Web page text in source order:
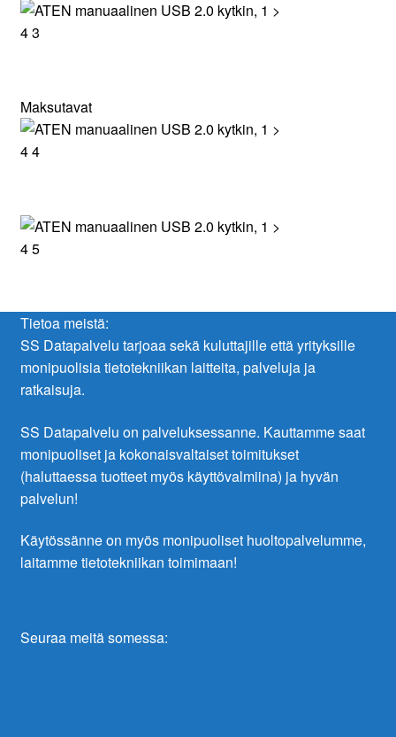
Maksutavat
Tietoa meistä:
SS Datapalvelu tarjoaa sekä kuluttajille että yrityksille
monipuolisia tietotekniikan laitteita, palveluja ja
ratkaisuja.
SS Datapalvelu on palveluksessanne. Kauttamme saat
monipuoliset ja kokonaisvaltaiset toimitukset
(haluttaessa tuotteet myös käyttövalmiina) ja hyvän
palvelun!
Käytössänne on myös monipuoliset huoltopalvelumme,
laitamme tietotekniikan toimimaan!
Seuraa meitä somessa: